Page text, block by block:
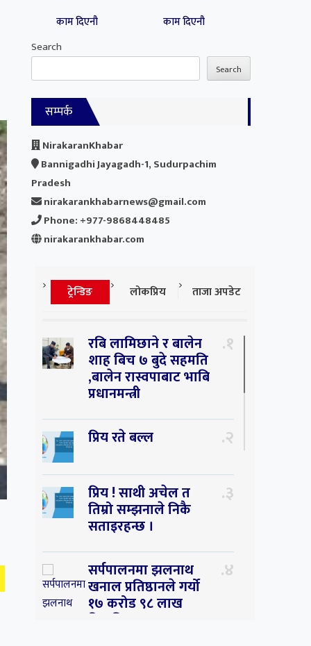
काम दिएनौ
काम दिएनौ
Search
Search
सम्पर्क
NirakaranKhabar
Bannigadhi Jayagadh-1, Sudurpachim
Pradesh
nirakarankhabarnews@gmail.com
Phone: +977-9868448485
nirakarankhabar.com
ट्रेन्डिङ लोकप्रिय ताजा अपडेट
रबि लामिछाने र बालेन
शाह बिच ७ बुदे सहमति
,बालेन रास्वपाबाट भाबि
प्रधानमन्त्री
१
प्रिय रते बल्ल २
प्रिय ! साथी अचेल त
तिम्रो सम्झनाले निकै
सताइरहन्छ ।
३
सर्पपालनमा झलनाथ
खनाल प्रतिष्ठानले गर्यो
१७ करोड ९८ लाख
हिनामिना
४